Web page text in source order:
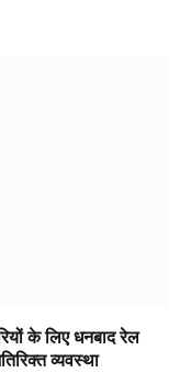
के लिए धनबाद रेल
व्यवस्था